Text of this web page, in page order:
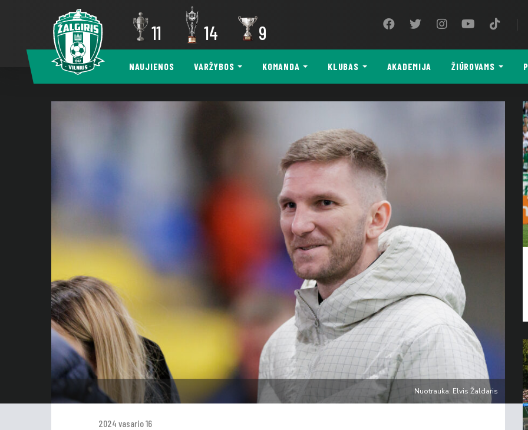
11 14 9
NAUJIENOS VARŽYBOS KOMANDA KLUBAS AKADEMIJA ŽIŪROVAMS
Nuotrauka: Elvis Žaldaris
2024 vasario 16